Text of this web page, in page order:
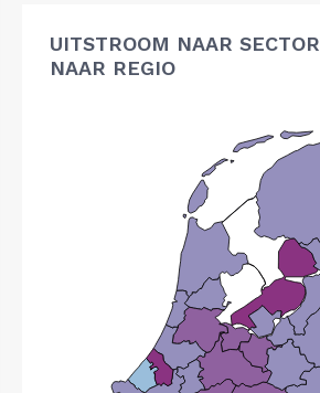
UITSTROOM NAAR SECTOR
NAAR REGIO